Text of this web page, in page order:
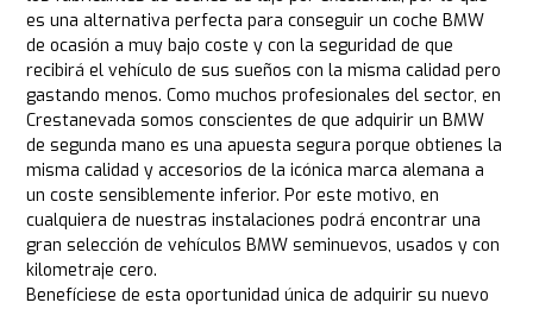
es una alternativa perfecta para conseguir un coche BMW
de ocasión a muy bajo coste y con la seguridad de que
recibirá el vehículo de sus sueños con la misma calidad pero
gastando menos. Como muchos profesionales del sector, en
Crestanevada somos conscientes de que adquirir un BMW
de segunda mano es una apuesta segura porque obtienes la
misma calidad y accesorios de la icónica marca alemana a
un coste sensiblemente inferior. Por este motivo, en
cualquiera de nuestras instalaciones podrá encontrar una
gran selección de vehículos BMW seminuevos, usados y con
kilometraje cero.
Benefíciese de esta oportunidad única de adquirir su nuevo